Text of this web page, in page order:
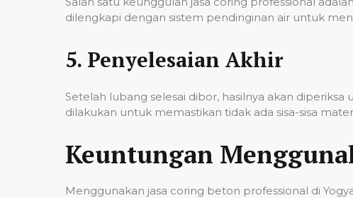
dilengkapi dengan sistem pendinginan air untuk
5. Penyelesaian Akhir
Setelah lubang selesai dibor, hasilnya akan
dilakukan untuk memastikan tidak ada sisa-sisa
Keuntungan
Menggunakan jasa coring beton professional di